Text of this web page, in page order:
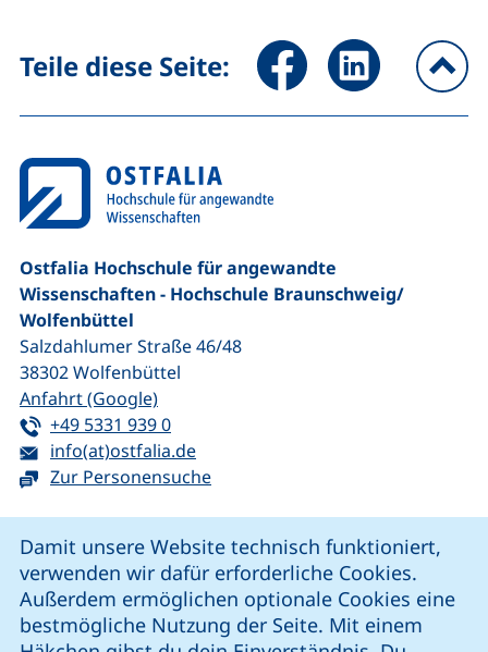
Damit unsere Website technisch funktioniert,
verwenden wir dafür erforderliche Cookies.
Außerdem ermöglichen optionale Cookies eine
bestmögliche Nutzung der Seite. Mit einem
Teile diese Seite: Seite über Facebook teilen
Seite über
Ostfalia Hochschule für angewandte
Wissenschaften - Hochschule Braunschweig/​
Wolfenbüttel
Salzdahlumer Straße 46/48
38302Wolfenbüttel
Anfahrt (Google)(externer Link, öffnet neues Fenster)
Tel:
+49 5331 939 0(startet einen Telefonanruf, wenn Ihr
E-Mail:
info(at)ostfalia.de(öffnet Ihr E-Mail-Programm)
Zur Personensuche
unsere Facebook-Seite (externer Link, öffnet neues
unsere LinkedIn-Seite (externer Link, öffnet
unsere Instagram-Seite (externer Link,
unsere YouTube-Seite (externer